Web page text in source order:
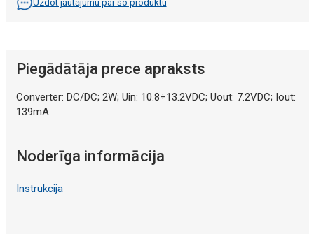
Uzdot jautājumu par šo produktu
Piegādātāja prece apraksts
Converter: DC/DC; 2W; Uin: 10.8÷13.2VDC; Uout: 7.2VDC; Iout:
139mA
Noderīga informācija
Instrukcija